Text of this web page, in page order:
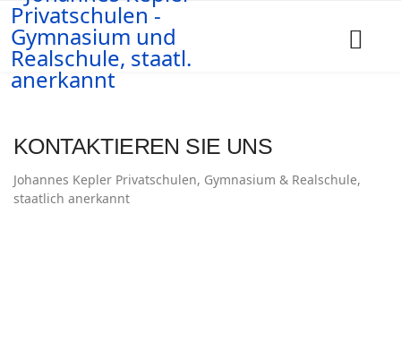
KONTAKTIEREN SIE UNS
Johannes Kepler Privatschulen, Gymnasium & Realschule,
staatlich anerkannt